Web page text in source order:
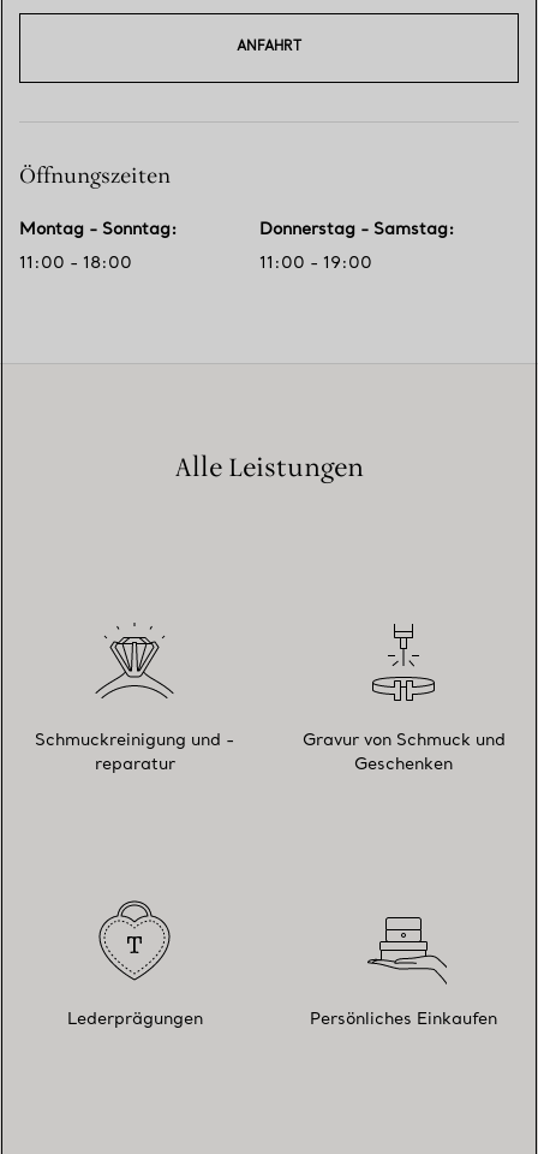
ANFAHRT
Öffnungszeiten
Montag - Sonntag:
11:00 - 18:00
Donnerstag - Samstag:
11:00 - 19:00
Alle Leistungen
Schmuckreinigung und -
reparatur
Gravur von Schmuck und
Geschenken
Lederprägungen Persönliches Einkaufen